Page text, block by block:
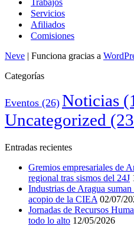
Servicios
Afiliados
Comisiones
Neve | Funciona gracias a
Categorías
Eventos (26) Noticias
Uncategorized
Entradas recientes
Gremios empresariales de
regional tras sismos del 24J
Industrias de Aragua
acopio de la CIEA 02/07/
Jornadas de Recursos
todo lo alto 12/05/2026